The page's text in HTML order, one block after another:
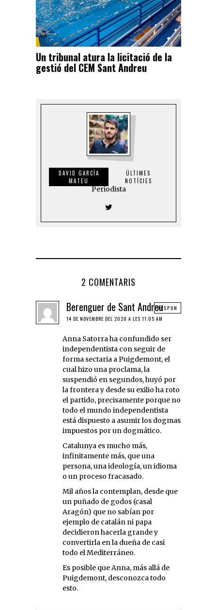
Un tribunal atura la licitació de la
gestió del CEM Sant Andreu
DAVID GARCÍA
MATEU
ÚLTIMES
NOTÍCIES
Periodista
2 COMENTARIS
Berenguer de Sant Andreu
14 DE NOVEMBRE DEL 2020 A LES 11:05 AM
Anna Satorra ha confundido ser
independentista con seguir de
forma sectaria a Puigdemont, el
cual hizo una proclama, la
suspendió en segundos, huyó por
la frontera y desde su exilio ha roto
el partido, precisamente porque no
todo el mundo independentista
está dispuesto a asumir los dogmas
impuestos por un dogmático.
Catalunya es mucho más,
infinitamente más, que una
persona, una ideología, un idioma
o un proceso fracasado.
Mil años la contemplan, desde que
un puñado de godos (casal
Aragón) que no sabían por
ejemplo de catalán ni papa
decidieron hacerla grande y
convertirla en la dueña de casi
todo el Mediterráneo.
Es posible que Anna, más allá de
Puigdemont, desconozca todo
esto.
RESPON